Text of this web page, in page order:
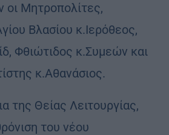
οι Μητροπολίτες,
Βλασίου κ.Ιερόθεος,
Φθιώτιδος κ.Συμεών και
κ.Αθανάσιος.
της Θείας Λειτουργίας,
του νέου